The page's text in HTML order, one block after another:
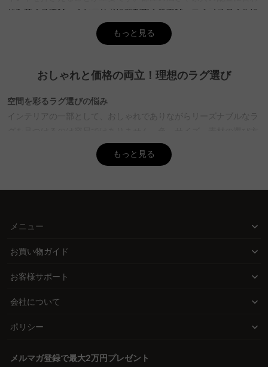
せたサイズ選び、インテリアに調和する色選び、ライフスタイルに
合った素材選びが必要。CAGUUUでは、無料のインテリア提案
「MyCoordi」を活用して、理想のラグを見つけるサポートを提
Q. ラグの色で部屋を広く見せるには？
ライトグレーなどの明るい色が効果的。これらの色は空間を広げる
効果があり、インテリアに統一感をもたらす。CAGUUUでは、豊富
Q. ラグの耐久性はどのくらいですか？
A. ラグの耐久性は使用状況や素材によって異なるが、一般的に3〜
える高品質なラグを取り揃えています。耐久性の高い素材選びもサ
Q. ラグの形状はどのように選べば良いですか？
ト。長方形や正方形はシンプルで落ち着いた雰囲気を演出し、円形
彩な形状のラグを用意し、選びやすい環境を提供。
もっと見る
おしゃれと価格の両立！理想のラグ選び
空間を彩るラグ選びの悩み
インテリアの一部として、おしゃれでありながらリーズナブルなラ
で部屋の印象を大きく変え、ライフスタイルに合った機能が求めら
グが揃っており、インテリアの統一感を簡単に実現できます。
品質とデザインのバランス
高品質な無垢材を使用し、耐久性に優れたラグが選べるCAGUUU。
汚れを目立たせない工夫もできます。
安心の保証とサービス
インテリアの一部として楽しめます。また、無料インテリア提案サ
もっと見る
メニュー
お買い物ガイド
お客様サポート
会社について
ポリシー
メルマガ登録で最大2万円プレゼント